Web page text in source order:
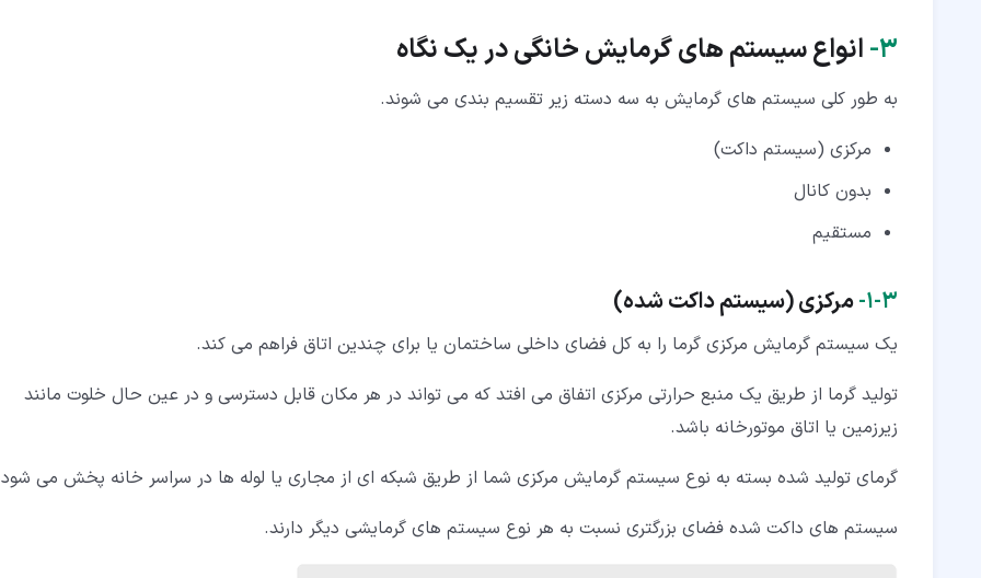
۳‏- انواع سیستم های گرمایش خانگی در یک نگاه
به طور کلی سیستم های گرمایش به سه دسته زیر تقسیم بندی می شوند.
مرکزی (سیستم داکت)
بدون کانال
مستقیم
۳‏-‏۱‏- مرکزی (سیستم داکت شده)
یک سیستم گرمایش مرکزی گرما را به کل فضای داخلی ساختمان یا برای چندین اتاق فراهم می کند.
تولید گرما از طریق یک منبع حرارتی مرکزی اتفاق می افتد که می تواند در هر مکان قابل دسترسی و در عین حال خلوت مانند
زیرزمین یا اتاق موتورخانه باشد.
گرمای تولید شده بسته به نوع سیستم گرمایش مرکزی شما از طریق شبکه ای از مجاری یا لوله ها در سراسر خانه پخش می
سیستم های داکت شده فضای بزرگتری نسبت به هر نوع سیستم های گرمایشی دیگر دارند.